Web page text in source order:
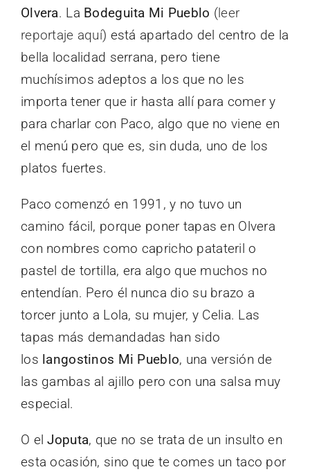
Olvera. La Bodeguita Mi Pueblo (leer
reportaje aquí) está apartado del centro de la
bella localidad serrana, pero tiene
muchísimos adeptos a los que no les
importa tener que ir hasta allí para comer y
para charlar con Paco, algo que no viene en
el menú pero que es, sin duda, uno de los
platos fuertes.
Paco comenzó en 1991, y no tuvo un
camino fácil, porque poner tapas en Olvera
con nombres como capricho patateril o
pastel de tortilla, era algo que muchos no
entendían. Pero él nunca dio su brazo a
torcer junto a Lola, su mujer, y Celia. Las
tapas más demandadas han sido
los langostinos Mi Pueblo, una versión de
las gambas al ajillo pero con una salsa muy
especial.
O elJoputa, que no se trata de un insulto en
esta ocasión, sino que te comes un taco por